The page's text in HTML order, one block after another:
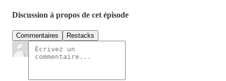
Discussion à propos de cet épisode
Commentaires Restacks